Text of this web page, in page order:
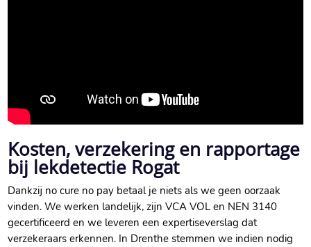
Kosten, verzekering en rapportage
bij lekdetectie Rogat
Dankzij no cure no pay betaal je niets als we geen oorzaak
vinden.​ We werken landelijk, zijn VCA VOL en NEN 3140
gecertificeerd en we leveren een expertiseverslag dat
verzekeraars erkennen.​ In Drenthe stemmen we indien nodig